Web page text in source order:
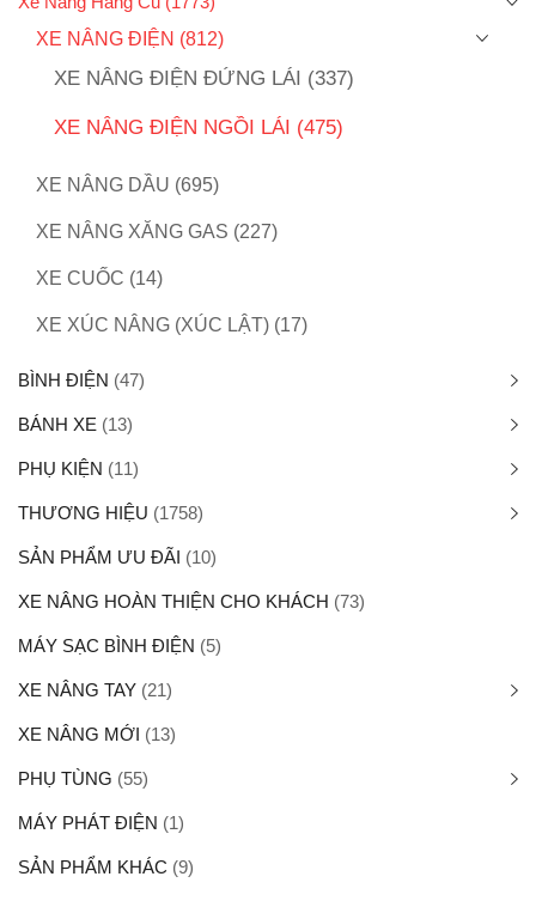
XE NÂNG ĐIỆN (812)
XE NÂNG ĐIỆN ĐỨNG LÁI (337)
XE NÂNG ĐIỆN NGỒI LÁI (475)
XE NÂNG DẦU (695)
XE NÂNG XĂNG GAS (227)
XE CUỐC (14)
XE XÚC NÂNG (XÚC LẬT) (17)
BÌNH ĐIỆN (47)
BÁNH XE (13)
PHỤ KIỆN (11)
THƯƠNG HIỆU (1758)
SẢN PHẨM ƯU ĐÃI (10)
XE NÂNG HOÀN THIỆN CHO KHÁCH (73)
MÁY SẠC BÌNH ĐIỆN (5)
XE NÂNG TAY (21)
XE NÂNG MỚI (13)
PHỤ TÙNG (55)
MÁY PHÁT ĐIỆN (1)
SẢN PHẨM KHÁC (9)